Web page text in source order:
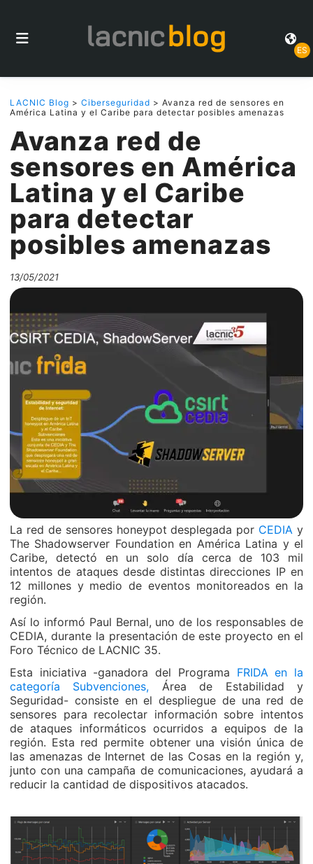
ES
LACNIC Blog > Ciberseguridad > Avanza red de sensores en
América Latina y el Caribe para detectar posibles amenazas
Avanza red de
sensores en América
Latina y el Caribe
para detectar
posibles amenazas
13/05/2021
La red de sensores honeypot desplegada por CEDIA y
The Shadowserver Foundation en América Latina y el
Caribe, detectó en un solo día cerca de 103 mil
intentos de ataques desde distintas direcciones IP en
12 millones y medio de eventos monitoreados en la
región.
Así lo informó Paul Bernal, uno de los responsables de
CEDIA, durante la presentación de este proyecto en el
Foro Técnico de LACNIC 35.
Esta iniciativa -ganadora del Programa FRIDA en la
categoría Subvenciones, Área de Estabilidad y
Seguridad- consiste en el despliegue de una red de
sensores para recolectar información sobre intentos
de ataques informáticos ocurridos a equipos de la
región. Esta red permite obtener una visión única de
las amenazas de Internet de las Cosas en la región y,
junto con una campaña de comunicaciones, ayudará a
reducir la cantidad de dispositivos atacados.